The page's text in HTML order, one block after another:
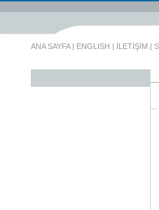
ANA SAYFA| ENGLISH | İLETİŞİM |